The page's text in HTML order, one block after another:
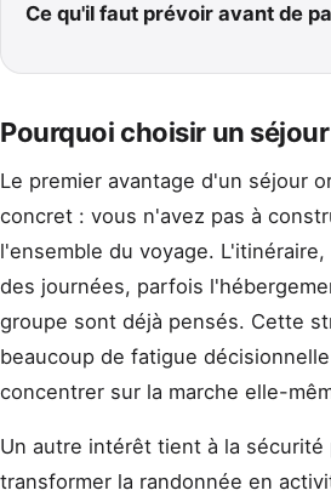
Ce qu'il faut prévoir avant de
Pourquoi choisir un
Le premier avantage d'un séjour
concret : vous n'avez pas à
l'ensemble du voyage.
des journées, parfois
groupe sont déjà pensés. Cette
beaucoup de fatigue
concentrer sur la marche elle-
Un autre intérêt tient à la sécurité
transformer la randonnée en